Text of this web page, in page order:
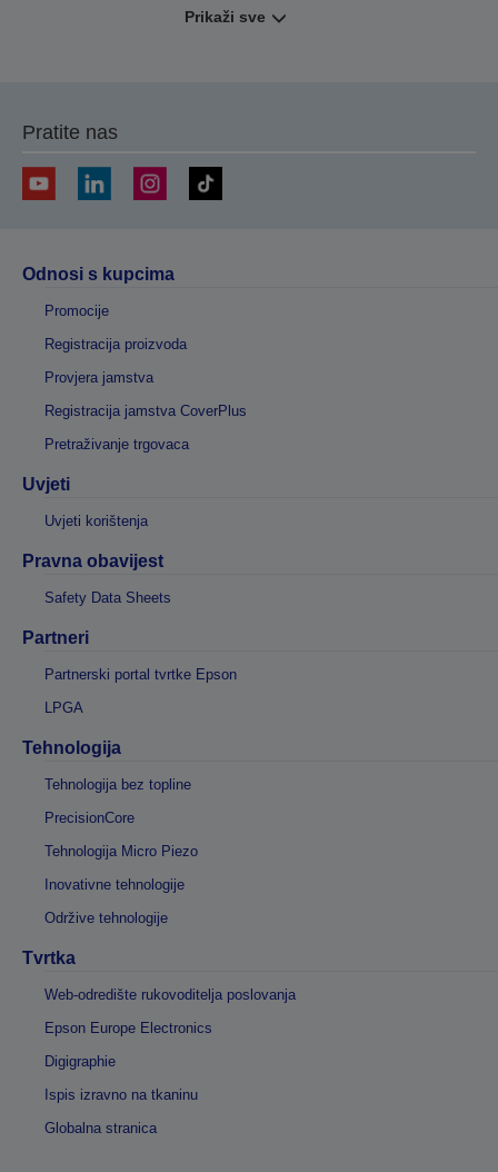
Prikaži sve
Pratite nas
Odnosi s kupcima
Promocije
Registracija proizvoda
Provjera jamstva
Registracija jamstva CoverPlus
Pretraživanje trgovaca
Uvjeti
Uvjeti korištenja
Pravna obavijest
Safety Data Sheets
Partneri
Partnerski portal tvrtke Epson
LPGA
Tehnologija
Tehnologija bez topline
PrecisionCore
Tehnologija Micro Piezo
Inovativne tehnologije
Održive tehnologije
Tvrtka
Web-odredište rukovoditelja poslovanja
Epson Europe Electronics
Digigraphie
Ispis izravno na tkaninu
Globalna stranica